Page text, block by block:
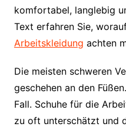
komfortabel, langlebig
Text erfahren Sie,
Arbeitskleidung achten
Die meisten schweren
geschehen an den
Fall. Schuhe für die
zu oft unterschätzt und